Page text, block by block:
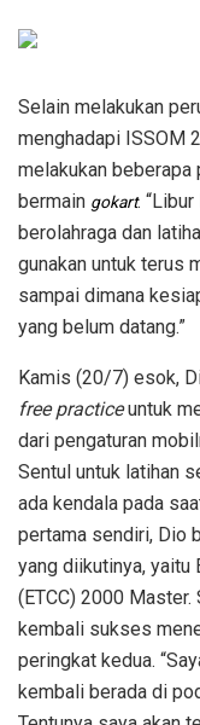
Selain melakukan
menghadapi ISSOM
melakukan beberapa
bermain gokart.
berolahraga dan
gunakan untuk terus
sampai dimana
yang belum datang.”
Kamis (20/7) esok,
free practiceuntuk
dari pengaturan
Sentul untuk latihan
ada kendala pada
pertama sendiri, Dio
yang diikutinya, yaitu
(ETCC) 2000 Master.
kembali sukses
peringkat kedua.
kembali berada di